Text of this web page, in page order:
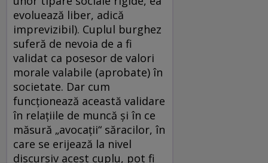
evoluează liber, adică
imprevizibil). Cuplul burghez
suferă de nevoia de a fi
validat ca posesor de valori
morale valabile (aprobate) în
societate. Dar cum
funcţionează această validare
în relaţiile de muncă şi în ce
măsură „avocaţii“ săracilor, în
care se erijează la nivel
discursiv acest cuplu, pot fi